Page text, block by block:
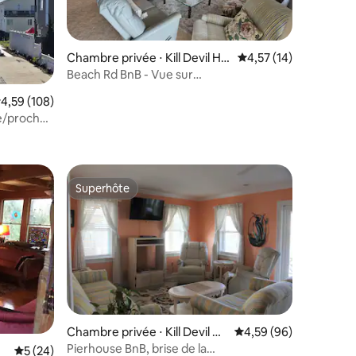
: 4,99 sur 5
moyenne sur la base de 108 commentaires : 4,59 sur 5
4,59 (108)
proche
Chambre privée ⋅ Kill Devil Hill
s
Évaluation moyenne
4,57 (14)
Beach Rd BnB - Vue sur
Évaluation moyenne sur la base de 24 commentaires : 5 sur 5
5 (24)
Superhôte
Superhôte
Chambre privée ⋅ Kill Devil Hill
s
Évaluation moyenne
4,59 (96)
Pierhouse BnB, brise de la